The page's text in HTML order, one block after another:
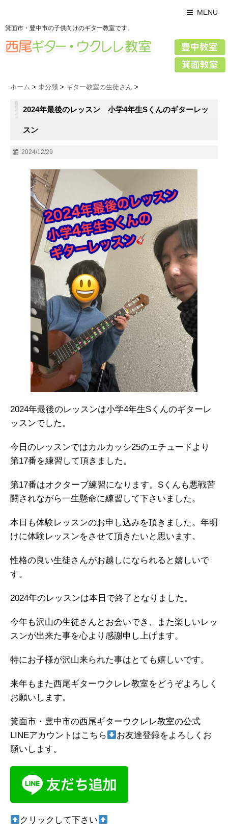
MENU
箕面市・豊中市の子供向けのギター教室です。
ホーム > 未分類 > ギター教室の生徒さん >
2024年最後のレッスン 小学4年生Sくんのギターレッ
スン
2024/12/29
2024年最後のレッスンは小学4年生Sくんのギターレ
ッスンでした。
今日のレッスンではカルカッシ25のエチュードより
第17番を練習して頂きました。
第17番はオクターブ練習になります。Sくんも悪戦苦
闘されながら一生懸命に練習して下さいました。
本日も体験レッスンのお申し込みを頂きました。年明
けに体験レッスンをさせて頂きたいと思います。
性格の良い生徒さんがお越しになられると嬉しいで
す。
2024年のレッスンは本日で終了となりました。
今年も沢山の生徒さんとお会いでき、また楽しいレッ
スンが出来た事を心より感謝申し上げます。
特にお子様が沢山来られた事はとても嬉しいです。
来年もまた西尾ギターウクレレ教室をどうぞよろしく
お願いします。
箕面市・豊中市の西尾ギターウクレレ教室の公式
LINEアカウントはこちら
お友達登録をよろしくお
願いします。
クリックして下さい